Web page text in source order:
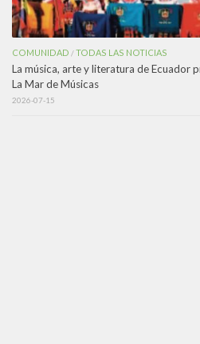
COMUNIDAD /TODAS LAS NOTICIAS
La música, arte y literatura de Ecuador
La Mar de Músicas
2026-07-15